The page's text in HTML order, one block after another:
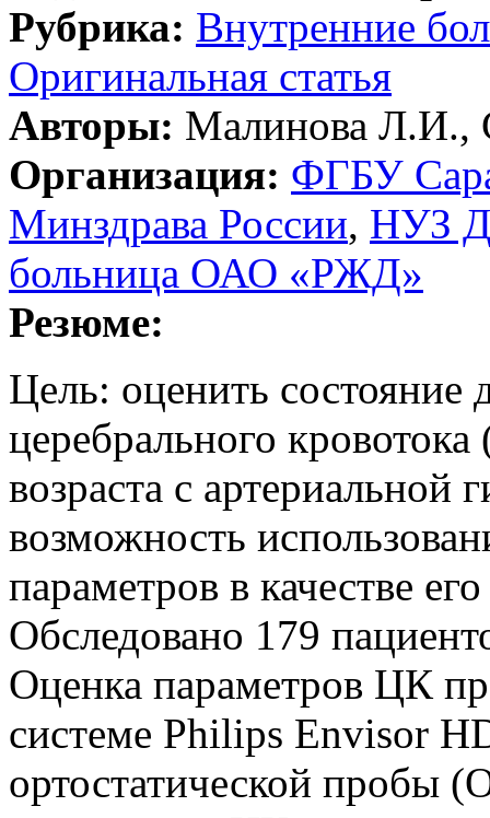
Рубрика: Внутренние
Оригинальная статья
Авторы: Малинова Л.И.,
Организация: ФГБУ
Минздрава России, НУЗ
больница ОАО «РЖД»
Резюме:
Цель: оценить состояние
церебрального
возраста с артериальной
возможность
параметров в качестве
Обследовано 179
Оценка параметров ЦК
системе Philips Envisor
ортостатической пробы